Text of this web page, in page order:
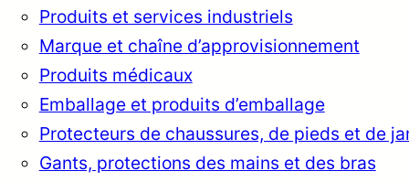
Produits et services industriels
Marque et chaîne d’approvisionnement
Produits médicaux
Emballage et produits d’emballage
Protecteurs de chaussures, de pieds et de
Gants, protections des mains et des bras
English Français